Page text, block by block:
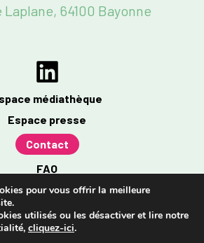
Laplane, 64100 Bayonne
médiathèque
Espace presse
Contact
FAQ
Mentions légales
de confidentialité
conforme à 96%
pour vous offrir la meilleure
utilisés ou les désactiver et lire notre
cliquez-ici.